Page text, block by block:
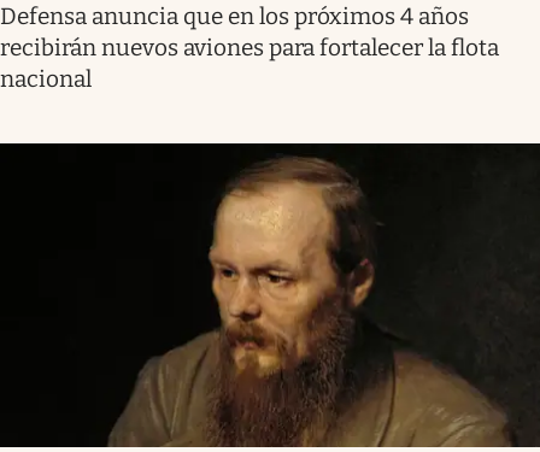
Defensa anuncia que en los próximos 4 años
recibirán nuevos aviones para fortalecer la flota
nacional